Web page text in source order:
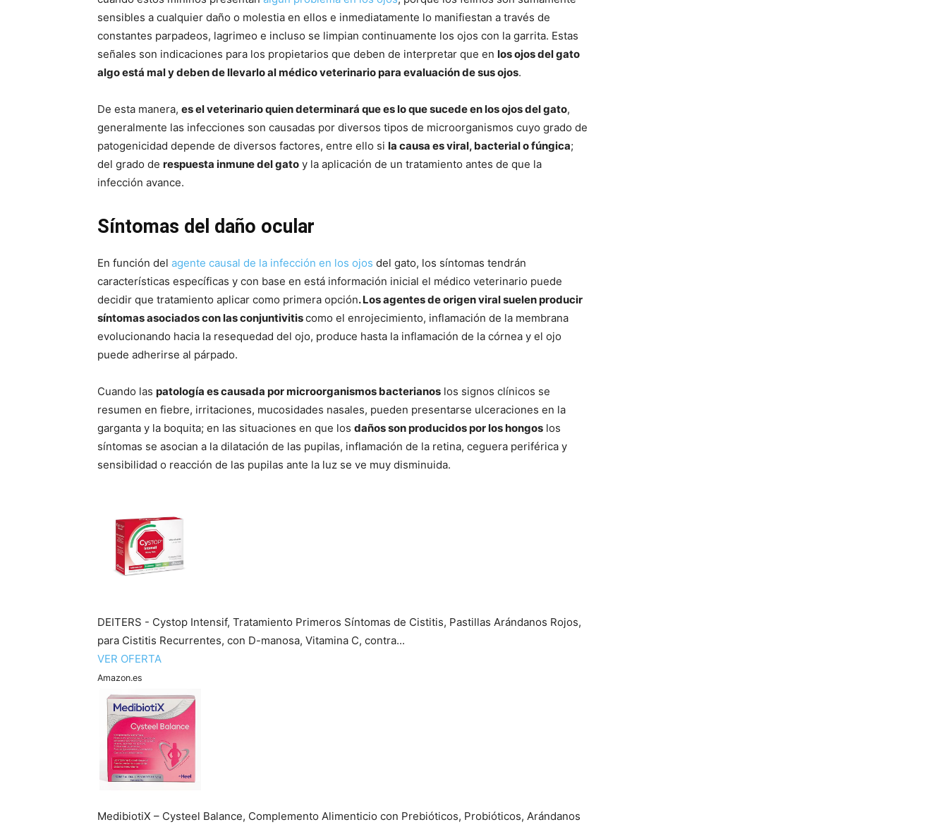
Fotos
–
Gatos
sensibles a cualquier daño o molestia en ellos e inmediatamente lo manifiestan a través de
constantes parpadeos, lagrimeo e incluso se limpian continuamente los ojos con la garrita. Estas
señales son indicaciones para los propietarios que deben de interpretar que en los ojos del gato
algo está mal y deben de llevarlo al médico veterinario para evaluación de sus ojos.
De esta manera, es el veterinario quien determinará que es lo que sucede en los ojos del gato,
generalmente las infecciones son causadas por diversos tipos de microorganismos cuyo grado de
patogenicidad depende de diversos factores, entre ello si la causa es viral, bacterial o fúngica;
del grado de respuesta inmune del gato y la aplicación de un tratamiento antes de que la
infección avance.
Síntomas del daño ocular
En función del agente causal de la infección en los ojos del gato, los síntomas tendrán
características específicas y con base en está información inicial el médico veterinario puede
decidir que tratamiento aplicar como primera opción. Los agentes de origen viral suelen producir
síntomas asociados con las conjuntivitiscomo el enrojecimiento, inflamación de la membrana
evolucionando hacia la resequedad del ojo, produce hasta la inflamación de la córnea y el ojo
puede adherirse al párpado.
Cuando las patología es causada por microorganismos bacterianos los signos clínicos se
resumen en fiebre, irritaciones, mucosidades nasales, pueden presentarse ulceraciones en la
garganta y la boquita; en las situaciones en que los daños son producidos por los hongos los
síntomas se asocian a la dilatación de las pupilas, inflamación de la retina, ceguera periférica y
sensibilidad o reacción de las pupilas ante la luz se ve muy disminuida.
DEITERS - Cystop Intensif, Tratamiento Primeros Síntomas de Cistitis, Pastillas Arándanos Rojos,
para Cistitis Recurrentes, con D-manosa, Vitamina C, contra...
VER OFERTA
Amazon.es
MedibiotiX – Cysteel Balance, Complemento Alimenticio con Prebióticos, Probióticos, Arándanos